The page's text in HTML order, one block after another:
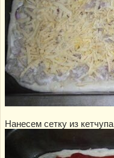
Нанесем сетку из кетчупа